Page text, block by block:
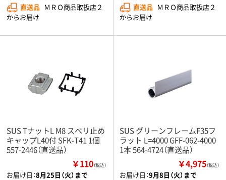
直送品 ＭＲＯ商品取扱店２
からお届け
直送品 ＭＲＯ商品取扱店２
からお届け
SUS TナットL M8 スベリ止め
キャップL40付 SFK-T41 1個
557-2446（直送品）
￥110（税込）
お届け日：8月25日（火）まで
SUS グリーンフレームF35フ
ラット L=4000 GFF-062-4000
1本 564-4724（直送品）
￥4,975（税込）
お届け日：9月8日（火）まで